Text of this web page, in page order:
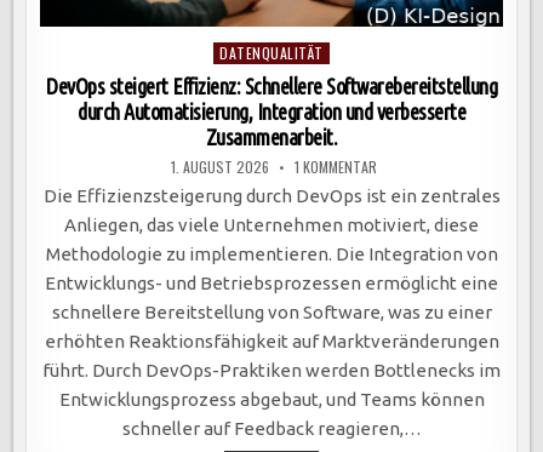
Posted
in
DATENQUALITÄT
DevOps steigert Effizienz: Schnellere Softwarebereitstellung
durch Automatisierung, Integration und verbesserte
Zusammenarbeit.
1. AUGUST 2026 1 KOMMENTARZU
DEVOPS
STEIGERT
EFFIZIENZ:
SCHNELLERE
SOFTWAREBEREITSTELLUNG
DURCH
AUTOMATISIERUNG,
INTEGRATION
UND
VERBESSERTE
ZUSAMMENARBEIT.
Die Effizienzsteigerung durch DevOps ist ein zentrales
Anliegen, das viele Unternehmen motiviert, diese
Methodologie zu implementieren. Die Integration von
Entwicklungs- und Betriebsprozessen ermöglicht eine
schnellere Bereitstellung von Software, was zu einer
erhöhten Reaktionsfähigkeit auf Marktveränderungen
führt. Durch DevOps-Praktiken werden Bottlenecks im
Entwicklungsprozess abgebaut, und Teams können
schneller auf Feedback reagieren,…